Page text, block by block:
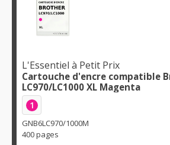
L'Essentiel à Petit Prix
Cartouche d'encre compatible
LC970/LC1000 XL Magenta
1
GNB6LC970/1000M
400 pages